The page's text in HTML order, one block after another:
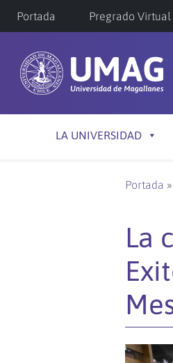
Portada Pregrado Virtual
LA UNIVERSIDAD
Portada »
La